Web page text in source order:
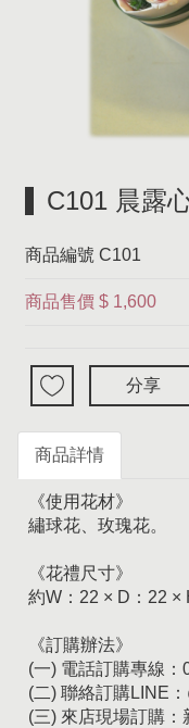
C101 晨露
商品編號 C101
商品售價 $ 1,600
分享
商品詳情
《使用花材》
繡球花、玫瑰花。
《花禮尺寸》
約W：22 × D：22 ×
《訂購辦法》
(一) 電話訂購專線：
(二) 聯絡訂購LINE
(三) 來店現場訂購